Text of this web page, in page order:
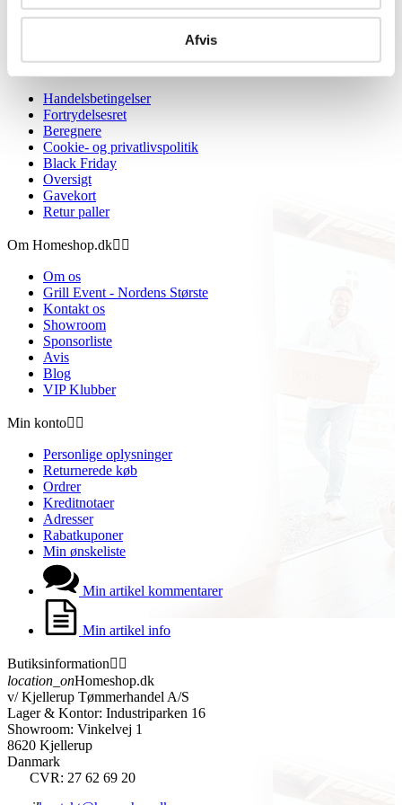
Afvis
Information
Handelsbetingelser
Fortrydelsesret
Beregnere
Cookie- og privatlivspolitik
Black Friday
Oversigt
Gavekort
Retur paller
Om Homeshop.dk 
Om os
Grill Event - Nordens Største
Kontakt os
Showroom
Sponsorliste
Avis
Blog
VIP Klubber
Min konto 
Personlige oplysninger
Returnerede køb
Ordrer
Kreditnotaer
Adresser
Rabatkuponer
Min ønskeliste
Min artikel kommentarer
Min artikel info
Butiksinformation 
location_onHomeshop.dk
v/ Kjellerup Tømmerhandel A/S
Lager & Kontor: Industriparken 16
Showroom: Vinkelvej 1
8620 Kjellerup
Danmark
CVR: 27 62 69 20